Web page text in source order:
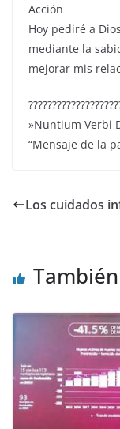
Acción
Hoy pediré a
mediante la
mejorar mis
»Nuntium Verbi
“Mensaje de la
Los cuidados